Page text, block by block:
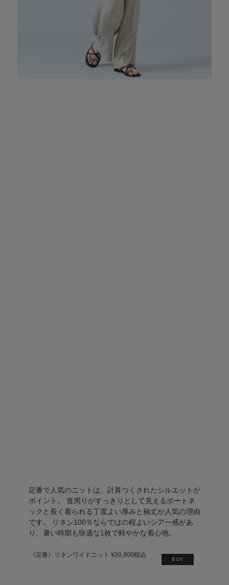
定番で人気のニットは、計算つくされたシルエットが
ポイント。 首周りがすっきりとして見えるボートネ
ックと長く着られる丁度よい厚みと袖丈が人気の理由
です。 リネン100％ならではの程よいシアー感があ
り、暑い時期も快適な1枚で軽やかな着心地。
《定番》リネンワイドニット ¥20,900税込
BUY